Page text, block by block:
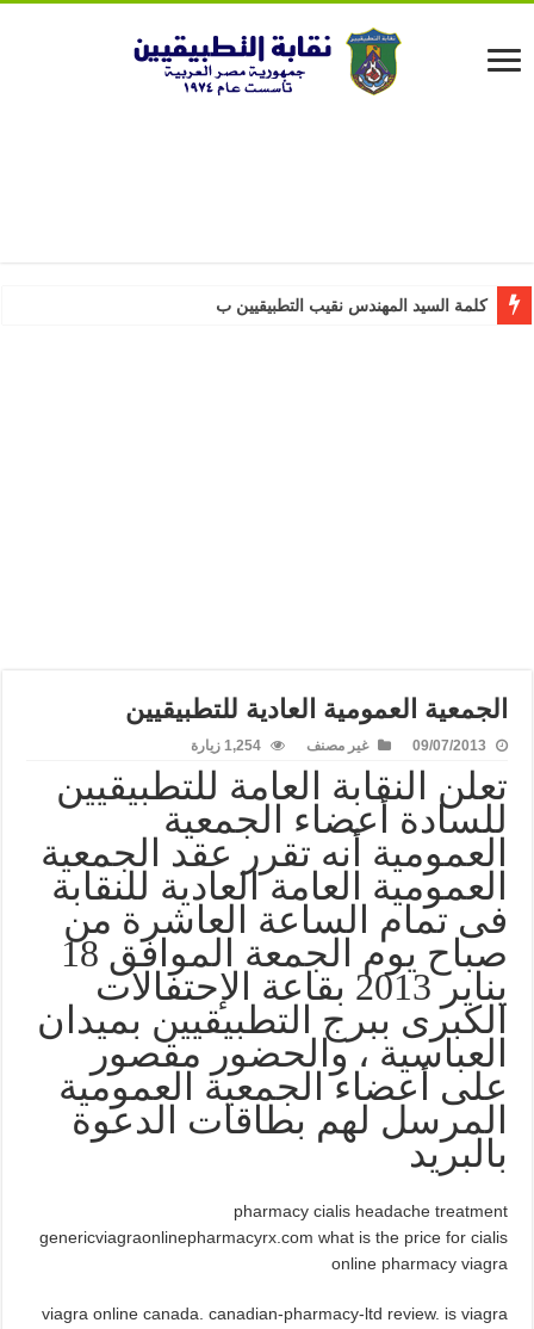
كلمة السيد المهندس نقيب التطبيقيين بمناسبة عيد
الجمعية العمومية العادية للتطبيقيين
09/07/2013 غير مصنف 1,254 زيارة
تعلن النقابة العامة للتطبيقيين
للسادة أعضاء الجمعية
العمومية أنه تقرر عقد الجمعية
العمومية العامة العادية للنقابة
فى تمام الساعة العاشرة من
صباح يوم الجمعة الموافق 18
يناير 2013 بقاعة الإحتفالات
الكبرى ببرج التطبيقيين بميدان
العباسية ، والحضور مقصور
على أعضاء الجمعية العمومية
المرسل لهم بطاقات الدعوة
بالبريد
pharmacy cialis headache treatment
genericviagraonlinepharmacyrx.com what is the price for cialis
online pharmacy viagra
viagra online canada. canadian-pharmacy-ltd review. is viagra